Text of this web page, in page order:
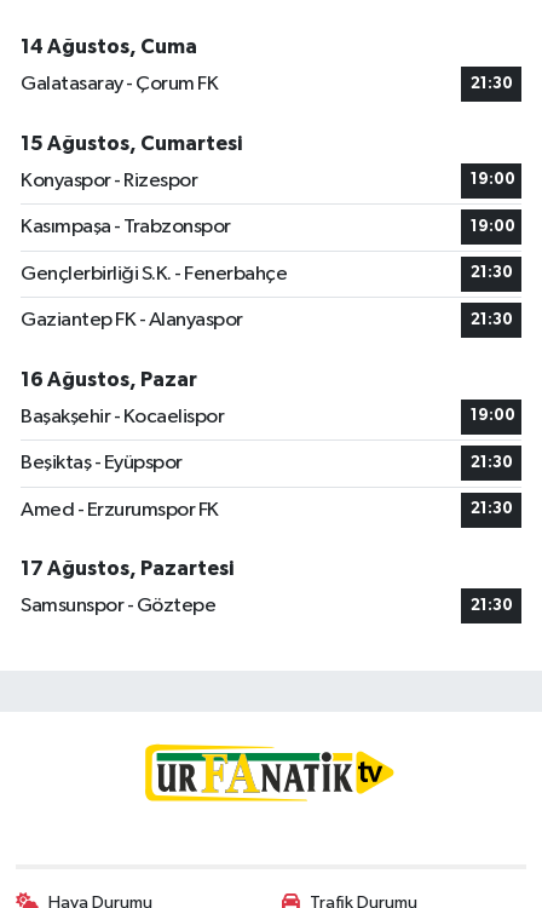
14 Ağustos, Cuma
Galatasaray - Çorum FK
21:30
15 Ağustos, Cumartesi
Konyaspor - Rizespor
19:00
Kasımpaşa - Trabzonspor 19:00
Gençlerbirliği S.K. - Fenerbahçe 21:30
Gaziantep FK - Alanyaspor 21:30
16 Ağustos, Pazar
Başakşehir - Kocaelispor
19:00
Beşiktaş - Eyüpspor 21:30
Amed - Erzurumspor FK 21:30
17 Ağustos, Pazartesi
Samsunspor - Göztepe
21:30
Hava Durumu Trafik Durumu